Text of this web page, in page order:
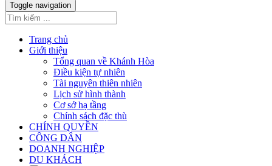
Toggle navigation
Trang chủ
Giới thiệu
Tổng quan về Khánh Hòa
Điều kiện tự nhiên
Tài nguyên thiên nhiên
Lịch sử hình thành
Cơ sở hạ tầng
Chính sách đặc thù
CHÍNH QUYỀN
CÔNG DÂN
DOANH NGHIỆP
DU KHÁCH